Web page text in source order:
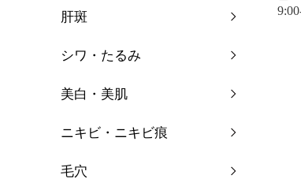
肝斑
シワ・たるみ
美白・美肌
ニキビ・ニキビ痕
毛穴